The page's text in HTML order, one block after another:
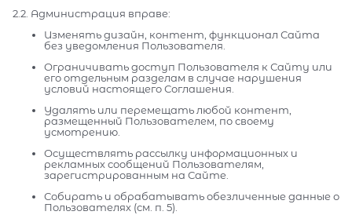
2.2. Администрация вправе:
Изменять дизайн, контент, функционал Сайта
без уведомления Пользователя.
Ограничивать доступ Пользователя к Сайту или
его отдельным разделам в случае нарушения
условий настоящего Соглашения.
Удалять или перемещать любой контент,
размещенный Пользователем, по своему
усмотрению.
Осуществлять рассылку информационных и
рекламных сообщений Пользователям,
зарегистрированным на Сайте.
Собирать и обрабатывать обезличенные данные о
Пользователях (см. п. 5).